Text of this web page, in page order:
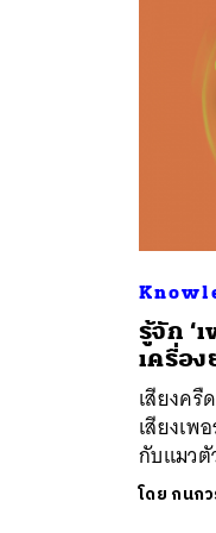
รู้จัก ‘
เครื่อ
เสียงครื
เสียงเพ
กับแมวตั
โดย กนก